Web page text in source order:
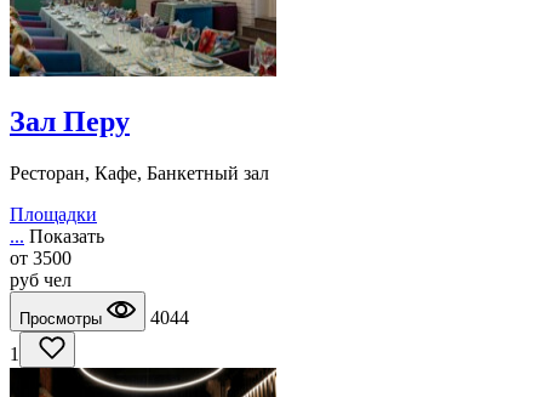
Зал Перу
Ресторан, Кафе, Банкетный зал
Площадки
... Показать
от 3500
руб чел
Просмотры
4044
1